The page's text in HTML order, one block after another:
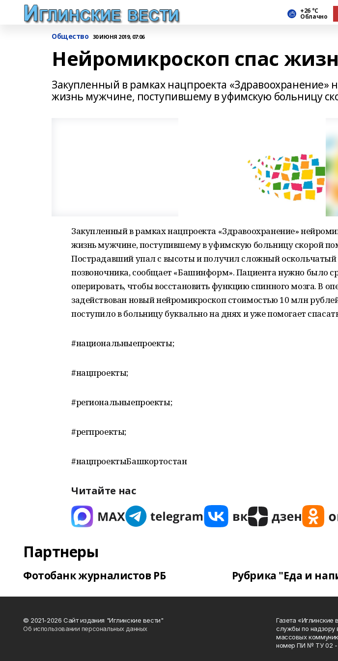
+26 °С
Облачно
Общество 30 ИЮНЯ 2019, 07:06
Нейромикроскоп спас
Закупленный в рамках нацпроекта «Здравоохранение»
жизнь мужчине, поступившему в уфимскую больницу
Закупленный в рамках нацпроекта «Здравоохранение»
жизнь мужчине, поступившему в уфимскую больницу скорой
Пострадавший упал с высоты и получил сложный
позвоночника, сообщает «Башинформ». Пациента нужно было
оперировать, чтобы восстановить функцию спинного мозга. В
задействован новый нейромикроскоп стоимостью 10 млн
поступило в больницу буквально на днях и уже помогает
#национальныепроекты;
#нацпроекты;
#региональныепроекты;
#регпроекты;
#нацпроектыБашкортостан
Читайте нас
Партнеры
Фотобанк журналистов РБ Рубрика "Еда и
© 2021-2026 Сайт издания "Иглинские вести"
Об использовании персональных данных
Газета «Иглинские
службы по надзору
массовых
номер ПИ № ТУ 02 -